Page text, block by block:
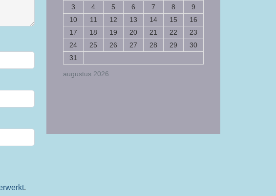
.
augustus 2026
3
4 5 6 7 8
9
10
11 12 13 14 15
16
17
18 19 20 21 22
23
24
25 26 27 28 29
30
31